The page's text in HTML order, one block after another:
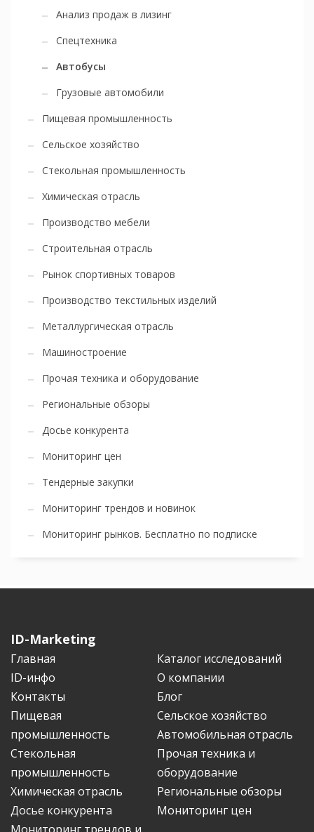
Анализ продаж в лизинг
Спецтехника
Автобусы
Грузовые автомобили
Пищевая промышленность
Сельское хозяйство
Стекольная промышленность
Химическая отрасль
Производство мебели
Строительная отрасль
Рынок спортивных товаров
Производство текстильных изделий
Металлургическая отрасль
Машиностроение
Прочая техника и оборудование
Региональные обзоры
Досье конкурента
Мониторинг цен
Тендерные закупки
Мониторинг трендов и новинок
Мониторинг рынков. Бесплатно по подписке
ID-Marketing
Главная
Каталог исследований
ID-инфо
О компании
Контакты
Блог
Пищевая
промышленность
Сельское хозяйство
Автомобильная отрасль
Стекольная
промышленность
Прочая техника и
оборудование
Химическая отрасль
Региональные обзоры
Досье конкурента
Мониторинг цен